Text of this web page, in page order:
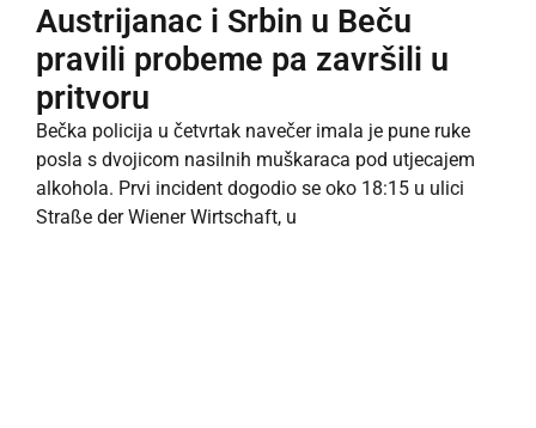
Austrijanac i Srbin u Beču
pravili probeme pa završili u
pritvoru
Bečka policija u četvrtak navečer imala je pune ruke
posla s dvojicom nasilnih muškaraca pod utjecajem
alkohola. Prvi incident dogodio se oko 18:15 u ulici
Straße der Wiener Wirtschaft, u